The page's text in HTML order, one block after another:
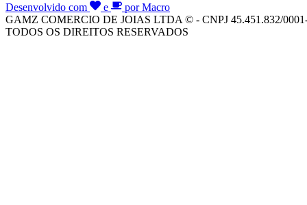
Desenvolvido com e
por Macro
GAMZ COMERCIO DE JOIAS LTDA © - CNPJ 45.451.832/
TODOS OS DIREITOS RESERVADOS